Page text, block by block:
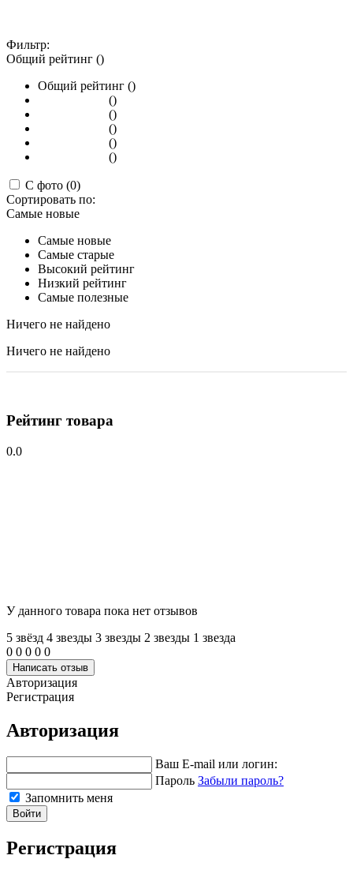
Фильтр:
Общий рейтинг ()
Общий рейтинг ()
()
()
()
()
()
С фото (0)
Сортировать по:
Самые новые
Самые новые
Самые старые
Высокий рейтинг
Низкий рейтинг
Самые полезные
Ничего не найдено
Ничего не найдено
Рейтинг товара
0.0
У данного товара пока нет отзывов
5 звёзд 4 звeзды 3 звeзды 2 звeзды 1 звeзда
0 0 0 0 0
Написать отзыв
Авторизация
Регистрация
Авторизация
Ваш E-mail или логин:
Пароль Забыли пароль?
Запомнить меня
Войти
Регистрация